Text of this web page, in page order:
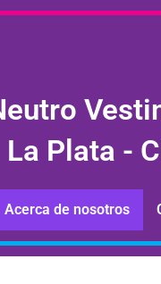
La Plata -
Acerca de nosotros